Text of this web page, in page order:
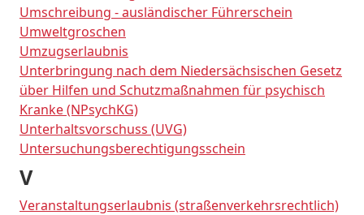
Umschreibung - ausländischer Führerschein
Umweltgroschen
Umzugserlaubnis
Unterbringung nach dem Niedersächsischen Gesetz
über Hilfen und Schutzmaßnahmen für psychisch
Kranke (NPsychKG)
Unterhaltsvorschuss (UVG)
Untersuchungsberechtigungsschein
V
Veranstaltungserlaubnis (straßenverkehrsrechtlich)